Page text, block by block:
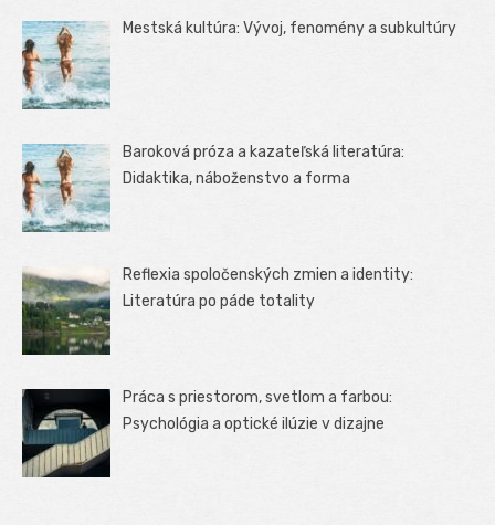
Mestská kultúra: Vývoj, fenomény a subkultúry
Baroková próza a kazateľská literatúra:
Didaktika, náboženstvo a forma
Reflexia spoločenských zmien a identity:
Literatúra po páde totality
Práca s priestorom, svetlom a farbou:
Psychológia a optické ilúzie v dizajne